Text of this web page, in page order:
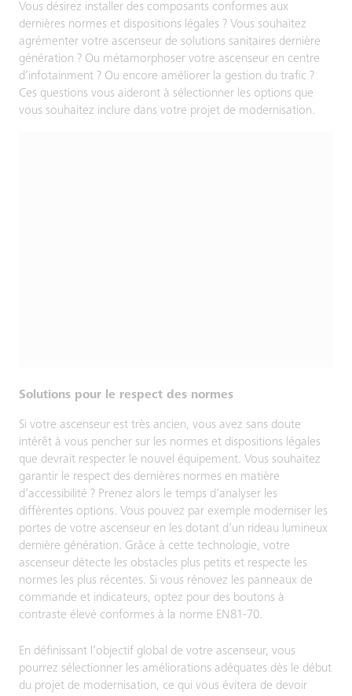
Vous désirez installer des composants conformes aux
dernières normes et dispositions légales ? Vous souhaitez
agrémenter votre ascenseur de solutions sanitaires dernière
génération ? Ou métamorphoser votre ascenseur en centre
d’infotainment ? Ou encore améliorer la gestion du trafic ?
Ces questions vous aideront à sélectionner les options que
vous souhaitez inclure dans votre projet de modernisation.
Solutions pour le respect des normes
Si votre ascenseur est très ancien, vous avez sans doute
intérêt à vous pencher sur les normes et dispositions légales
que devrait respecter le nouvel équipement. Vous souhaitez
garantir le respect des dernières normes en matière
d’accessibilité ? Prenez alors le temps d’analyser les
différentes options. Vous pouvez par exemple moderniser les
portes de votre ascenseur en les dotant d’un rideau lumineux
dernière génération. Grâce à cette technologie, votre
ascenseur détecte les obstacles plus petits et respecte les
normes les plus récentes. Si vous rénovez les panneaux de
commande et indicateurs, optez pour des boutons à
contraste élevé conformes à la norme EN81-70.
En définissant l’objectif global de votre ascenseur, vous
pourrez sélectionner les améliorations adéquates dès le début
du projet de modernisation, ce qui vous évitera de devoir